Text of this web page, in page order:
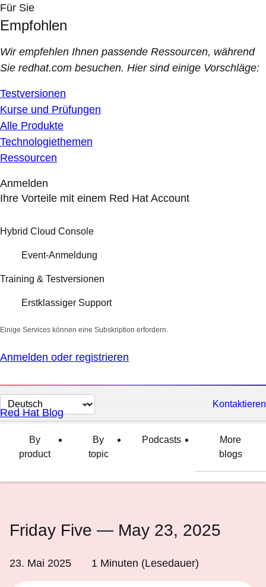
Für Sie
Empfohlen
Wir empfehlen Ihnen passende Ressourcen, während
Sie redhat.com besuchen. Hier sind einige Vorschläge:
Testversionen
Kurse und Prüfungen
Alle Produkte
Technologiethemen
Ressourcen
Anmelden
Ihre Vorteile mit einem Red Hat Account
Hybrid Cloud Console
Event-Anmeldung
Training & Testversionen
Erstklassiger Support
Einige Services können eine Subskription erfordern.
Anmelden oder registrieren
Sprache
auswählen
Kontaktieren
Red Hat Blog
By
product
By
topic
Podcasts
More
blogs
Friday Five — May 23, 2025
23. Mai 2025 1 Minuten (Lesedauer)